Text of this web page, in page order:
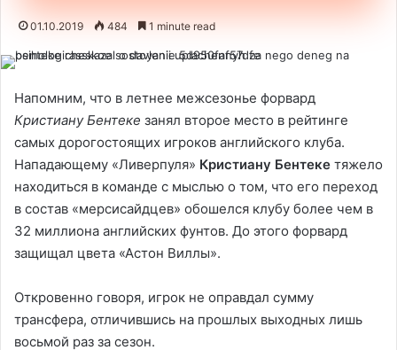
01.10.2019 484 1 minute read
Напомним, что в летнее межсезонье форвард
Кристиану Бентеке занял второе место в рейтинге
самых дорогостоящих игроков английского клуба.
Нападающему «Ливерпуля» Кристиану Бентеке тяжело
находиться в команде с мыслью о том, что его переход
в состав «мерсисайдцев» обошелся клубу более чем в
32 миллиона английских фунтов. До этого форвард
защищал цвета «Астон Виллы».
Откровенно говоря, игрок не оправдал сумму
трансфера, отличившись на прошлых выходных лишь
восьмой раз за сезон.